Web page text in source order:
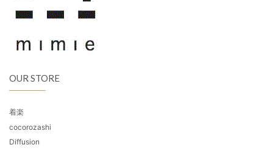
OUR STORE
着楽
cocorozashi
Diffusion